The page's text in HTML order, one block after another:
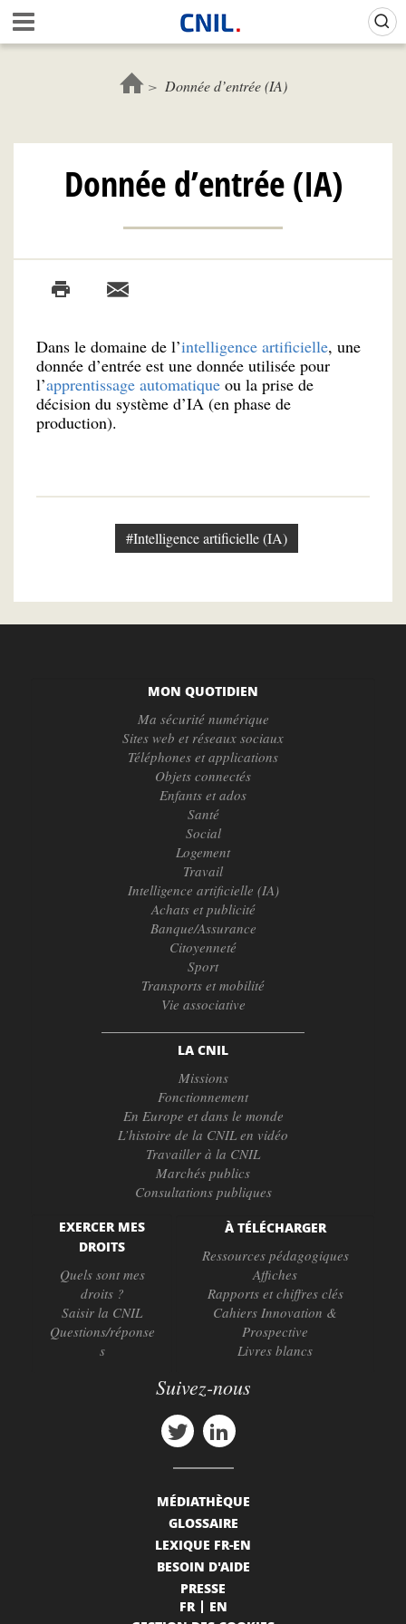
Aller
au
contenu
c
u
l
C
N
Donnée d’entrée (IA)
Donnée d’entrée (IA)
Dans le domaine de l’intelligence artificielle, une
donnée d’entrée est une donnée utilisée pour
l’apprentissage automatique ou la prise de
décision du système d’IA (en phase de
production).
#Intelligence artificielle (IA)
MON QUOTIDIEN
Ma sécurité numérique
Sites web et réseaux sociaux
Téléphones et applications
Objets connectés
Enfants et ados
Santé
Social
Logement
Travail
Intelligence artificielle (IA)
Achats et publicité
Banque/Assurance
Citoyenneté
Sport
Transports et mobilité
Vie associative
LA CNIL
Missions
Fonctionnement
En Europe et dans le monde
L’histoire de la CNIL en vidéo
Travailler à la CNIL
Marchés publics
Consultations publiques
EXERCER MES
DROITS
Quels sont mes
droits ?
Saisir la CNIL
Questions/réponse
s
À TÉLÉCHARGER
Ressources pédagogiques
Affiches
Rapports et chiffres clés
Cahiers Innovation &
Prospective
Livres blancs
Suivez-nous
MÉDIATHÈQUE
GLOSSAIRE
LEXIQUE FR-EN
BESOIN D'AIDE
PRESSE
FR
EN
Gestion de vos préférences sur les cookies (témoins de connexion)